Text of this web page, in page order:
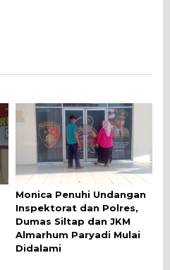
Monica Penuhi Undangan
Inspektorat dan Polres,
Dumas Siltap dan JKM
Almarhum Paryadi Mulai
Didalami